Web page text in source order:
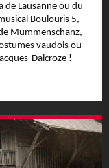
de Lausanne ou du
Boulouris 5,
Mummenschanz,
vaudois ou
Dalcroze !